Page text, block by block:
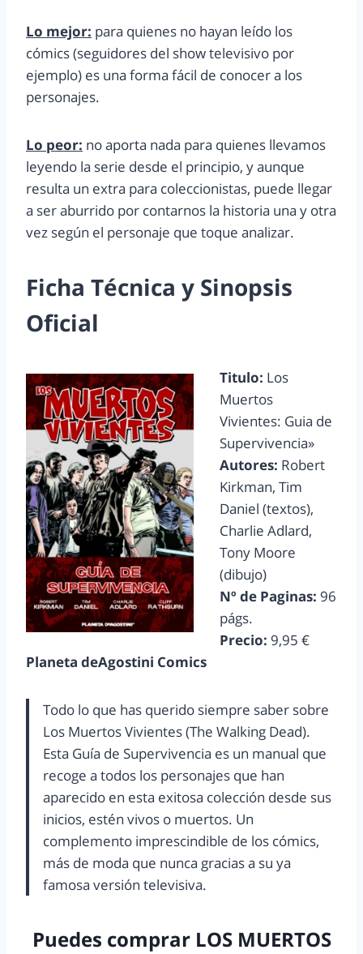
Lo mejor: para quienes no hayan leído los
cómics (seguidores del show televisivo por
ejemplo) es una forma fácil de conocer a los
personajes.
Lo peor: no aporta nada para quienes llevamos
leyendo la serie desde el principio, y aunque
resulta un extra para coleccionistas, puede llegar
a ser aburrido por contarnos la historia una y otra
vez según el personaje que toque analizar.
Ficha Técnica y Sinopsis
Oficial
Titulo: Los
Muertos
Vivientes: Guia de
Supervivencia»
Autores: Robert
Kirkman, Tim
Daniel (textos),
Charlie Adlard,
Tony Moore
(dibujo)
Nº de Paginas: 96
págs.
Precio: 9,95 €
Planeta deAgostini Comics
Todo lo que has querido siempre saber sobre
Los Muertos Vivientes (The Walking Dead).
Esta Guía de Supervivencia es un manual que
recoge a todos los personajes que han
aparecido en esta exitosa colección desde sus
inicios, estén vivos o muertos. Un
complemento imprescindible de los cómics,
más de moda que nunca gracias a su ya
famosa versión televisiva.
Puedes comprar LOS MUERTOS